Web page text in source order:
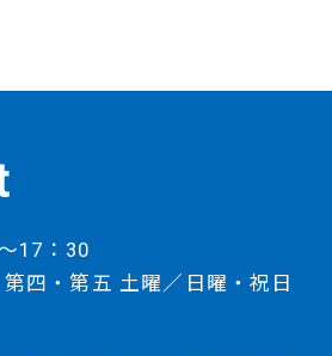
17：30
四・第五 土曜／日曜・祝日